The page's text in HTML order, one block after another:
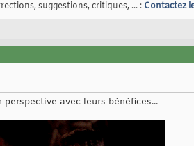
suggestions, critiques, ... : Contactez
perspective avec leurs bénéfices...